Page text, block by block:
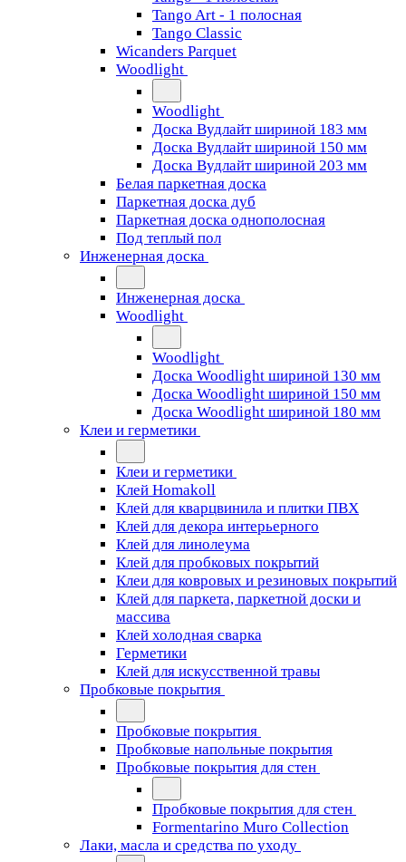
Tango Art - 1 полосная
Tango Classiс
Wicanders Parquet
Woodlight
Woodlight
Доска Вудлайт шириной 183 мм
Доска Вудлайт шириной 150 мм
Доска Вудлайт шириной 203 мм
Белая паркетная доска
Паркетная доска дуб
Паркетная доска однополосная
Под теплый пол
Инженерная доска
Инженерная доска
Woodlight
Woodlight
Доска Woodlight шириной 130 мм
Доска Woodlight шириной 150 мм
Доска Woodlight шириной 180 мм
Клеи и герметики
Клеи и герметики
Клей Homakoll
Клей для кварцвинила и плитки ПВХ
Клей для декора интерьерного
Клей для линолеума
Клей для пробковых покрытий
Клеи для ковровых и резиновых покрытий
Клей для паркета, паркетной доски и
массива
Клей холодная сварка
Герметики
Клей для искусственной травы
Пробковые покрытия
Пробковые покрытия
Пробковые напольные покрытия
Пробковые покрытия для стен
Пробковые покрытия для стен
Formentarino Muro Collection
Лаки, масла и средства по уходу